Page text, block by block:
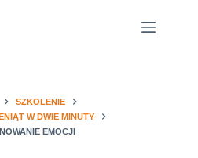
SZKOLENIE
W DWIE MINUTY
EMOCJI